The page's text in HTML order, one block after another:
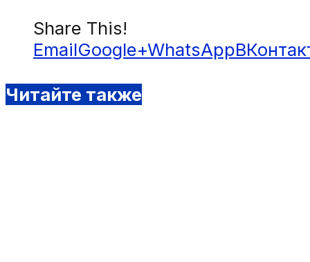
Share This!
EmailGoogle+WhatsApp
Читайте также